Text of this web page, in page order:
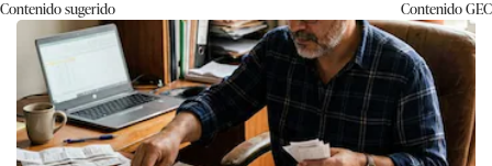
Contenido sugerido ContenidoGEC